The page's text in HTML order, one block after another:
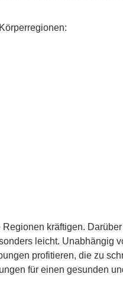
kräftigen.
leicht. Unabhängig
profitieren, die zu
für einen gesunden